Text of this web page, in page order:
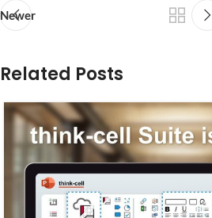
Newer
Related Posts